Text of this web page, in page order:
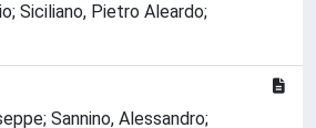
Siciliano, Pietro Aleardo;
Sannino, Alessandro;